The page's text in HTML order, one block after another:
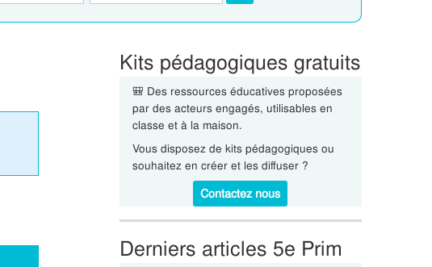
Kits pédagogiques gratuits
🎒 Des ressources éducatives proposées
par des acteurs engagés, utilisables en
classe et à la maison.
Vous disposez de kits pédagogiques ou
souhaitez en créer et les diffuser ?
Contactez nous
Derniers articles 5e Prim